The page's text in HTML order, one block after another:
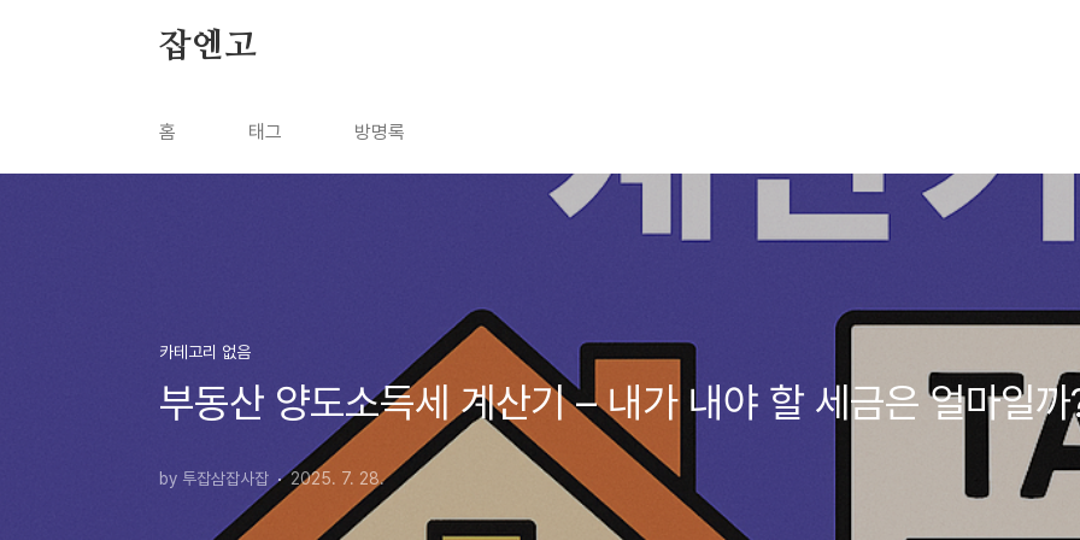
잡엔고
홈 태그 방명록
카테고리 없음
부동산 양도소득세 계산기 – 내가 내야 할 세금은 얼마일까
by 투잡삼잡사잡 2025. 7. 28.